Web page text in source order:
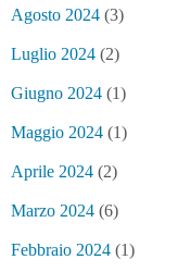
Agosto 2024 (3)
Luglio 2024 (2)
Giugno 2024 (1)
Maggio 2024 (1)
Aprile 2024 (2)
Marzo 2024 (6)
Febbraio 2024 (1)